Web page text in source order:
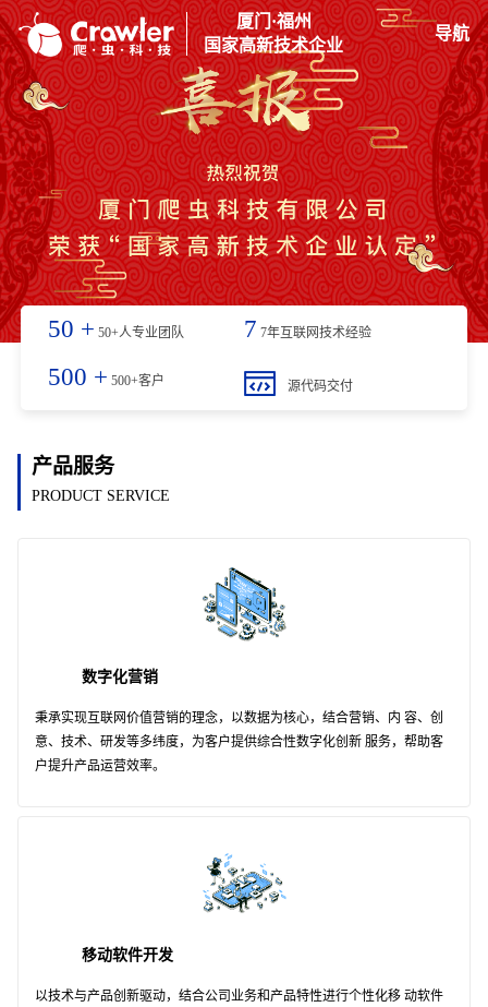
厦门·福州
国家高新技术企业
导航
50 + 50+人专业团队 7 7年互联网技术经验
500 + 500+客户 源代码交付
产品服务
PRODUCT SERVICE
数字化营销
秉承实现互联网价值营销的理念，以数据为核心，结合营销、内 容、创
意、技术、研发等多纬度，为客户提供综合性数字化创新 服务，帮助客
户提升产品运营效率。
移动软件开发
以技术与产品创新驱动，结合公司业务和产品特性进行个性化移 动软件